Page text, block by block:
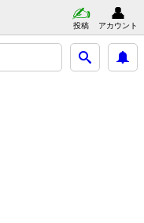
投稿 アカウント